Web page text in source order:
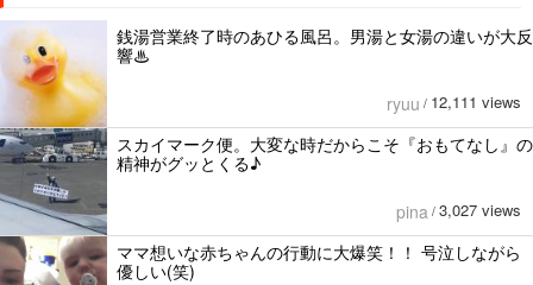
銭湯営業終了時のあひる風呂。男湯と女湯の違いが大反
響♨
ryuu / 12,111 views
スカイマーク便。大変な時だからこそ『おもてなし』の
精神がグッとくる♪
pina / 3,027 views
ママ想いな赤ちゃんの行動に大爆笑！！ 号泣しながら
優しい(笑)